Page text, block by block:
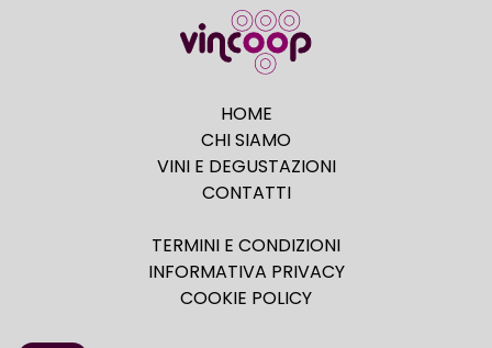
HOME
CHI SIAMO
VINI E DEGUSTAZIONI
CONTATTI
TERMINI E CONDIZIONI
INFORMATIVA PRIVACY
COOKIE POLICY